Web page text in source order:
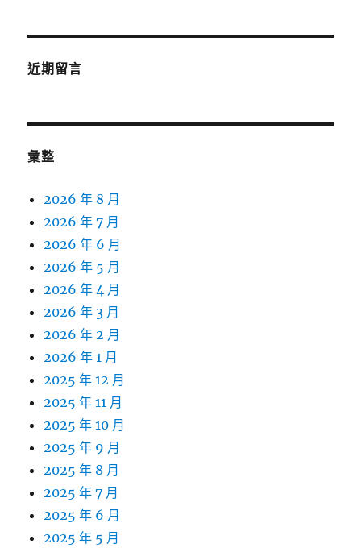
近期留言
彙整
2026 年 8 月
2026 年 7 月
2026 年 6 月
2026 年 5 月
2026 年 4 月
2026 年 3 月
2026 年 2 月
2026 年 1 月
2025 年 12 月
2025 年 11 月
2025 年 10 月
2025 年 9 月
2025 年 8 月
2025 年 7 月
2025 年 6 月
2025 年 5 月